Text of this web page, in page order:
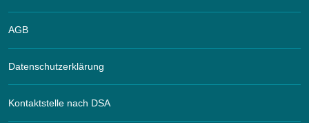
AGB
Datenschutzerklärung
Kontaktstelle nach DSA